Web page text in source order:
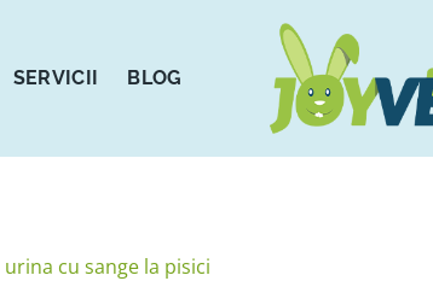
SERVICII BLOG
urina cu sange la pisici